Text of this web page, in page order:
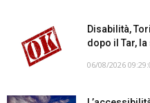
Disabilità,
dopo il Tar,
06/08/2026